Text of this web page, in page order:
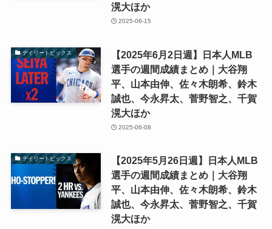
滉大ほか
2025-06-15
デイリートピックス
【2025年6月2日週】日本人MLB
選手の週間成績まとめ｜大谷翔
平、山本由伸、佐々木朗希、鈴木
誠也、今永昇太、菅野智之、千賀
滉大ほか
2025-06-08
デイリートピックス
【2025年5月26日週】日本人MLB
選手の週間成績まとめ｜大谷翔
平、山本由伸、佐々木朗希、鈴木
誠也、今永昇太、菅野智之、千賀
滉大ほか